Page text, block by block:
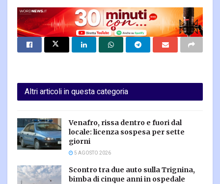
Altri articoli in questa categoria
Venafro, rissa dentro e fuori dal
locale: licenza sospesa per sette
giorni
5 AGOSTO 2026
Scontro tra due auto sulla Trignina,
bimba di cinque anni in ospedale